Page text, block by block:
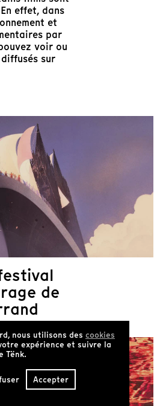
effet, dans
et
par
voir ou
sur
de
nous utilisons des cookies
expérience et suivre la
Tënk.
Accepter